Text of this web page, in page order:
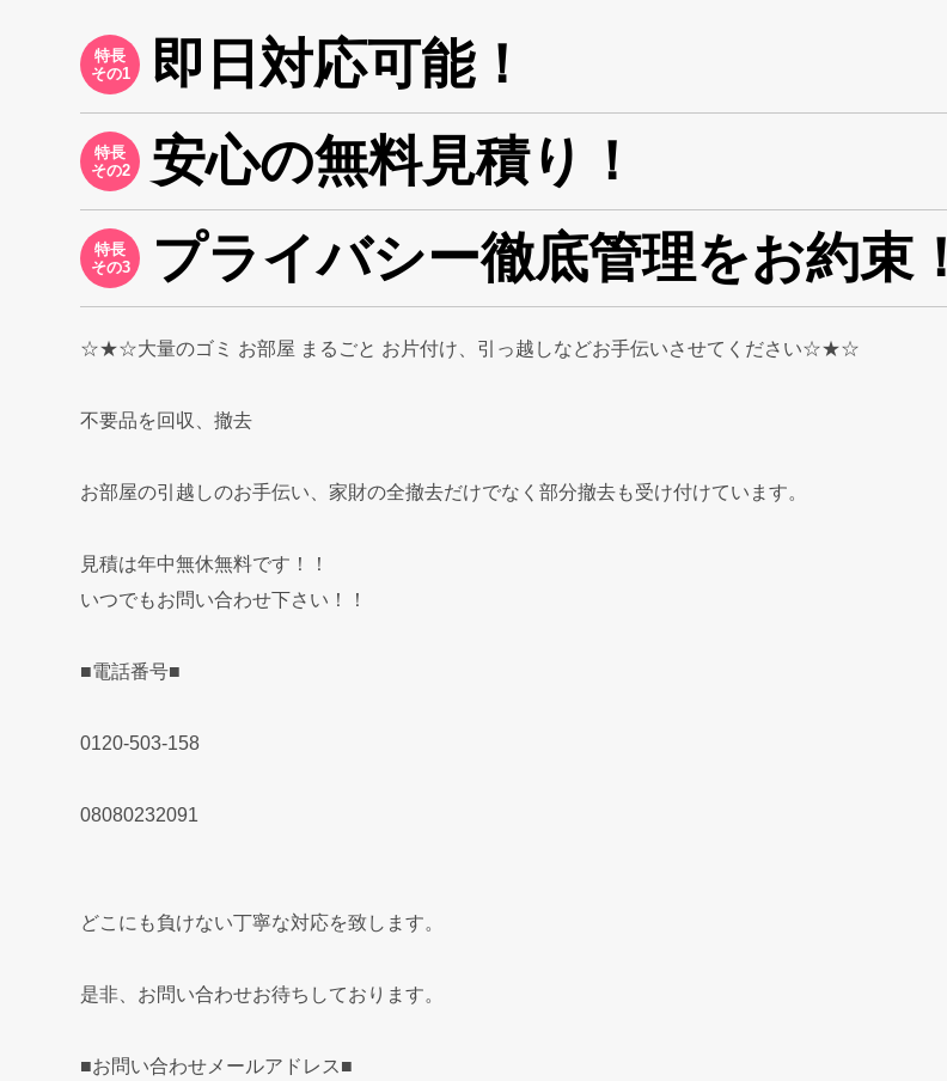
特長
その1
即日対応可能！
特長
その2
安心の無料見積り！
特長
その3
プライバシー徹底管理をお約束！
☆★☆大量のゴミ お部屋 まるごと お片付け、引っ越しなどお手伝いさせてください☆★☆
不要品を回収、撤去
お部屋の引越しのお手伝い、家財の全撤去だけでなく部分撤去も受け付けています。
見積は年中無休無料です！！
いつでもお問い合わせ下さい！！
■電話番号■
0120-503-158
08080232091
どこにも負けない丁寧な対応を致します。
是非、お問い合わせお待ちしております。
■お問い合わせメールアドレス■